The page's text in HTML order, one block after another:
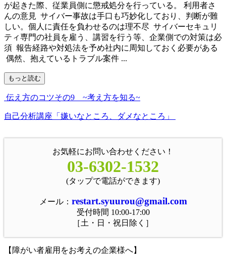
が起きた際、従業員側に懲戒処分を行っている。 利用者さ
んの意見 サイバー事故は手口も巧妙化しており、判断が難
しい。個人に責任を負わせるのは理不尽 サイバーセキュリ
ティ専門の社員を雇う、講習を行う等、企業側での対策は必
須 報告経路や対処法を予め社内に周知しておく必要がある
偶然、抱えているトラブル案件 ...
もっと読む
伝え方のコツその9 ~考え方を知る~
自己分析講座「嫌いなところ、ダメなところ」
お気軽にお問い合わせください！
03-6302-1532
(タップで電話ができます)
メール： restart.syuurou@gmail.com
受付時間 10:00-17:00
［土・日・祝日除く］
【障がい者雇用をお考えの企業様へ】